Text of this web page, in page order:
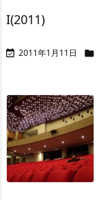
I(2011)
 2011年1月11日 